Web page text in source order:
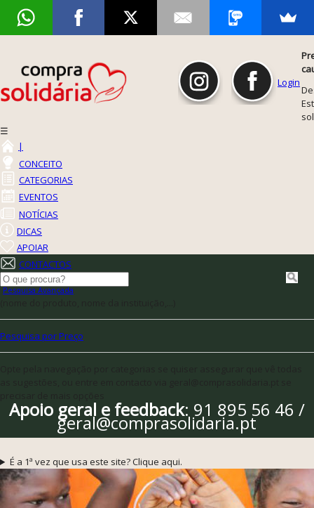
Login
☰
|
CONCEITO
CATEGORIAS
EVENTOS
NOTÍCIAS
DICAS
APOIAR
CONTACTOS
Pesquisa Avançada
Pesquisa por Preço
Apoio geral e feedback: 91 895 56 46 /
geral@comprasolidaria.pt
É a 1ª vez que usa este site? Clique aqui.